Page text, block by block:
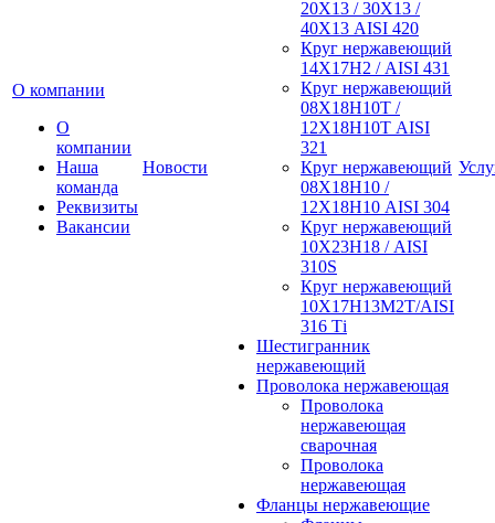
О компании
О
компании
Наша
команда
Реквизиты
Вакансии
Новости
20Х13 / 30Х13 /
40Х13 AISI 420
Круг нержавеющий
14Х17Н2 / AISI 431
Круг нержавеющий
08Х18Н10Т /
12Х18Н10Т AISI
321
Круг нержавеющий
08Х18Н10 /
12Х18Н10 AISI 304
Круг нержавеющий
10Х23Н18 / AISI
310S
Круг нержавеющий
10Х17Н13М2Т/AISI
316 Тi
Шестигранник
нержавеющий
Проволока нержавеющая
Проволока
нержавеющая
сварочная
Проволока
нержавеющая
Фланцы нержавеющие